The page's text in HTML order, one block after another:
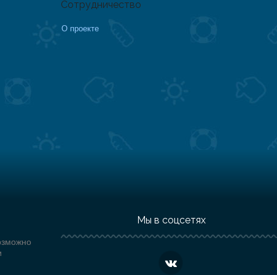
Сотрудничество
О проекте
Мы в соцсетях